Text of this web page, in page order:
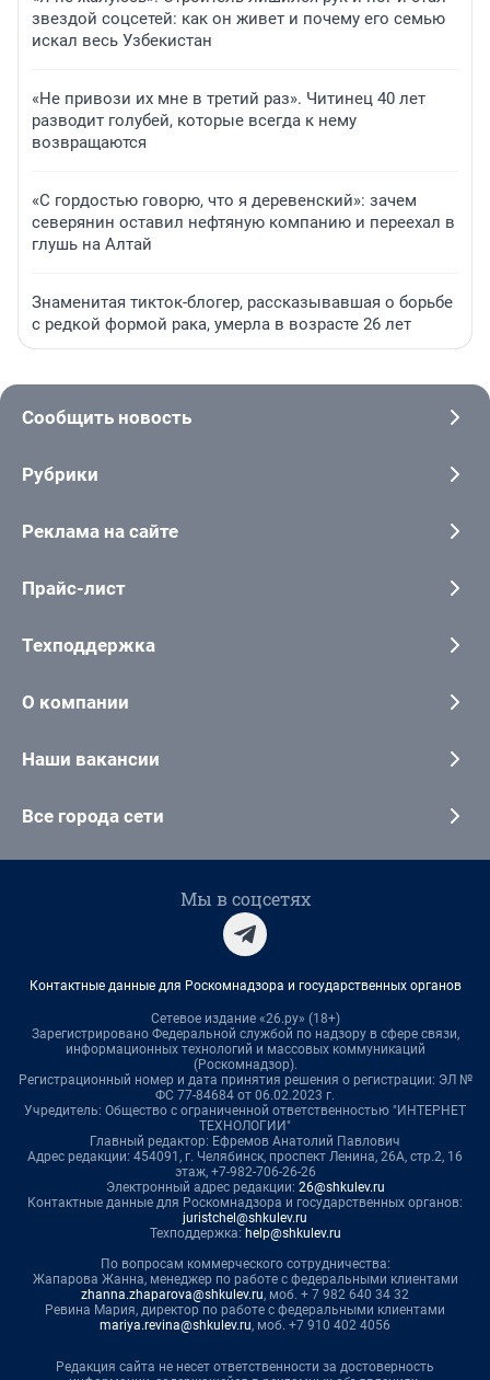
звездой соцсетей: как он живет и почему его семью
искал весь Узбекистан
«Не привози их мне в третий раз». Читинец 40 лет
разводит голубей, которые всегда к нему
возвращаются
«С гордостью говорю, что я деревенский»: зачем
северянин оставил нефтяную компанию и переехал в
глушь на Алтай
Знаменитая тикток-блогер, рассказывавшая о борьбе
с редкой формой рака, умерла в возрасте 26 лет
Сообщить новость
Рубрики
Реклама на сайте
Прайс-лист
Техподдержка
О компании
Наши вакансии
Все города сети
Мы в соцсетях
Контактные данные для Роскомнадзора и государственных органов
Сетевое издание «26.ру» (18+)
Зарегистрировано Федеральной службой по надзору в сфере связи,
информационных технологий и массовых коммуникаций
(Роскомнадзор).
Регистрационный номер и дата принятия решения о регистрации: ЭЛ №
ФС 77-84684 от 06.02.2023 г.
Учредитель: Общество с ограниченной ответственностью "ИНТЕРНЕТ
ТЕХНОЛОГИИ"
Главный редактор: Ефремов Анатолий Павлович
Адрес редакции: 454091, г. Челябинск, проспект Ленина, 26А, стр.2, 16
этаж, +7-982-706-26-26
Электронный адрес редакции: 26@shkulev.ru
Контактные данные для Роскомнадзора и государственных органов:
juristchel@shkulev.ru
Техподдержка: help@shkulev.ru
По вопросам коммерческого сотрудничества:
Жапарова Жанна, менеджер по работе с федеральными клиентами
zhanna.zhaparova@shkulev.ru, моб. + 7 982 640 34 32
Ревина Мария, директор по работе с федеральными клиентами
mariya.revina@shkulev.ru, моб. +7 910 402 4056
Редакция сайта не несет ответственности за достоверность